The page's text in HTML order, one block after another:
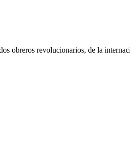
obreros revolucionarios, de la